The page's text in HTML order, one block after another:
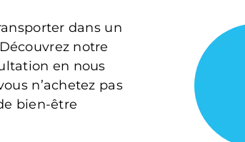
dans un
notre
en nous
n’achetez pas
bien-être